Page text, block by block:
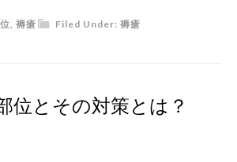
Filed Under: 褥瘡
褥瘡
位とその対策とは？